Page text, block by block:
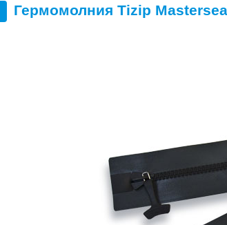
Гермомолния Tizip